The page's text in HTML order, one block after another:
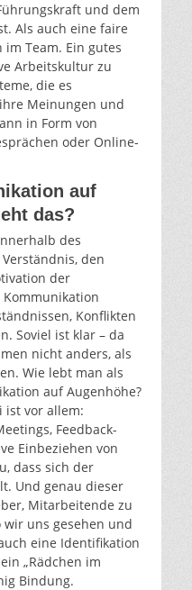
und dem
Als auch eine faire
Team. Ein gutes
Arbeitskultur zu
die es
Meinungen und
in Form von
oder Online-
auf
das?
des
den
der
Konflikten
Soviel ist klar – da
nicht anders, als
Wie lebt man als
auf Augenhöhe?
ist vor allem:
Feedback-
Einbeziehen von
dass sich der
Und genau dieser
Mitarbeitende zu
uns gesehen und
eine Identifikation
„Rädchen im
Bindung.